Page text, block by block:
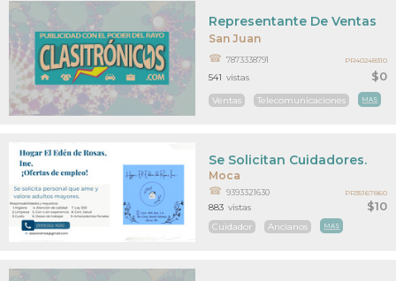
San Juan
$0
Representante De Ventas
7873338791
Ventas Telecomunicaciones MAS
541 vistas
PR40248310
Moca
$10
Se Solicitan Cuidadores.
9393321630
Cuidador Ancianos MAS
883 vistas
PR35167860